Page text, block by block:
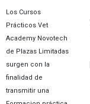
Los Cursos
Prácticos Vet
Academy Novotech
de Plazas Limitadas
surgen con la
finalidad de
transmitir una